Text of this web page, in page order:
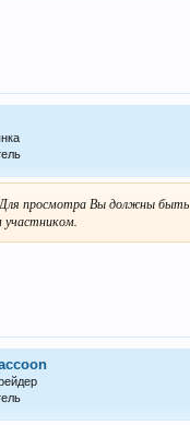
просмотра Вы должны быть
участником.